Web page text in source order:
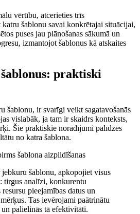
vērtību, atcerieties trīs
šablonu savai konkrētajai situācijai,
puses jau plānošanas sākumā un
izmantojot šablonus kā atskaites
praktiski
šablonu, ir svarīgi veikt sagatavošanās
vislabāk, ja tam ir skaidrs konteksts,
Šie praktiskie norādījumi palīdzēs
no katra šablona.
šablona aizpildīšanas
jebkuru šablonu, apkopojiet visus
tirgus analīzi, konkurentu
pieejamības datus un
Tas ievērojami paātrinātu
palielinās tā efektivitāti.